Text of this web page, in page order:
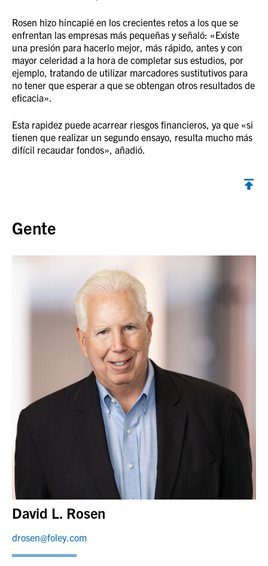
Rosen hizo hincapié en los crecientes retos a los que se
enfrentan las empresas más pequeñas y señaló: «Existe
una presión para hacerlo mejor, más rápido, antes y con
mayor celeridad a la hora de completar sus estudios, por
ejemplo, tratando de utilizar marcadores sustitutivos para
no tener que esperar a que se obtengan otros resultados de
eficacia».
Esta rapidez puede acarrear riesgos financieros, ya que «si
tienen que realizar un segundo ensayo, resulta mucho más
difícil recaudar fondos», añadió.
Gente
David L. Rosen
drosen@foley.com